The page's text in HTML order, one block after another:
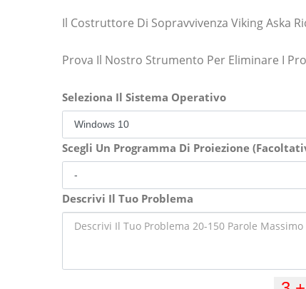
Il Costruttore Di Sopravvivenza Viking Aska
Prova Il Nostro Strumento Per Eliminare I
Seleziona Il Sistema Operativo
Scegli Un Programma Di Proiezione
Descrivi Il Tuo Problema